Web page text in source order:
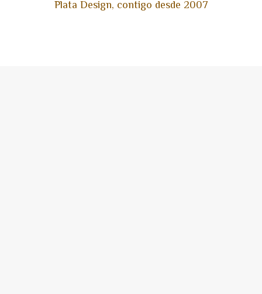
Plata Design, contigo desde 2007